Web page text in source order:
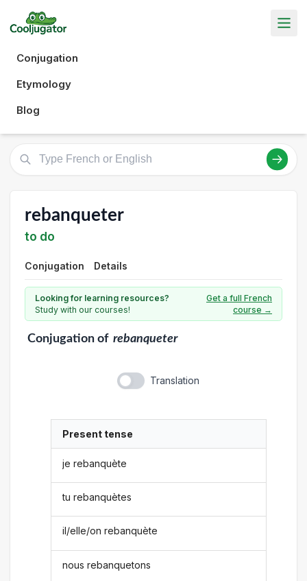
Conjugation
Etymology
Blog
rebanqueter
to do
Conjugation Details
Looking for learning resources?
Study with our courses!
Get a full French
course →
Conjugationof rebanqueter
Translation
Present tense
je rebanquète
tu rebanquètes
il/elle/on rebanquète
nous rebanquetons